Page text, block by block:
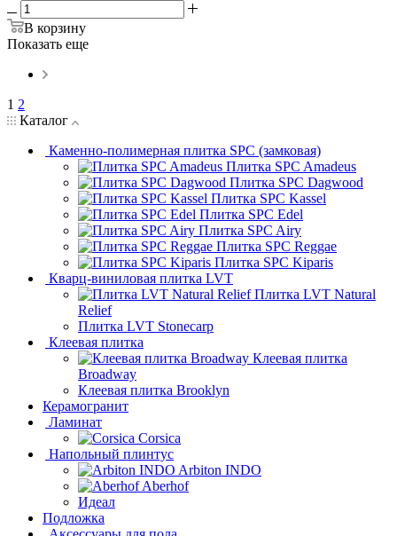
В корзину
Показать еще
1 2
Каталог
Каменно-полимерная плитка SPC (замковая)
Плитка SPC Amadeus
Плитка SPC Dagwood
Плитка SPC Kassel
Плитка SPC Edel
Плитка SPC Airy
Плитка SPC Reggae
Плитка SPC Kiparis
Кварц-виниловая плитка LVT
Плитка LVT Natural
Relief
Плитка LVT Stonecarp
Клеевая плитка
Клеевая плитка
Broadway
Клеевая плитка Brooklyn
Керамогранит
Ламинат
Corsica
Напольный плинтус
Arbiton INDO
Aberhof
Идеал
Подложка